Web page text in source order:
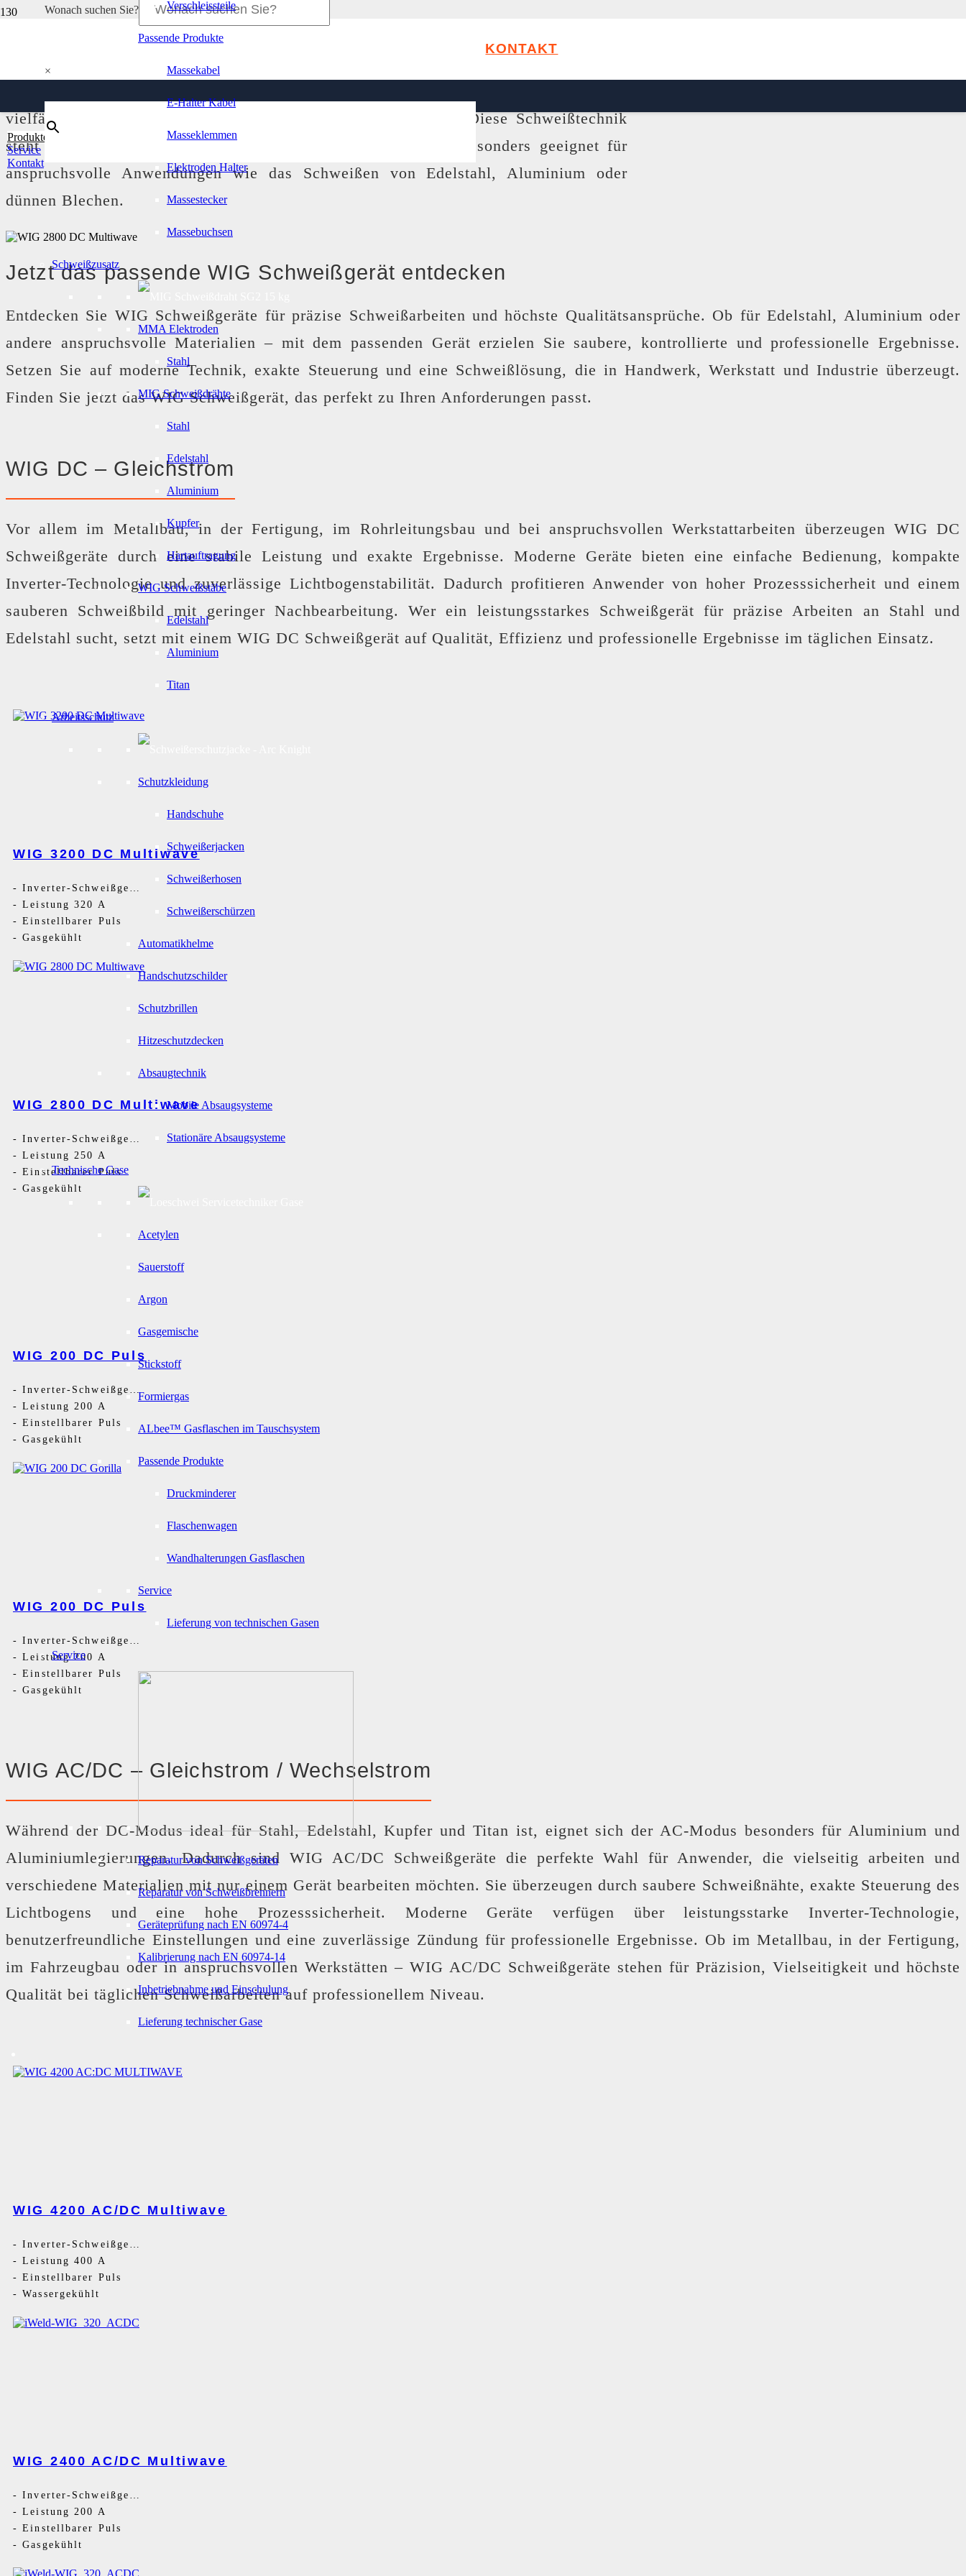
Wonach suchen Sie?
×
KONTAKT
Verschleissteile
Passende Produkte
Massekabel
E-Halter Kabel
Masseklemmen
Elektroden Halter
Massestecker
Massebuchsen
Schweißzusatz
MMA Elektroden
Stahl
MIG Schweißdrähte
Stahl
Edelstahl
Aluminium
Kupfer
Hartauftragung
WIG Schweißstäbe
Edelstahl
Aluminium
Titan
Arbeitsschutz
Schutzkleidung
Handschuhe
Schweißerjacken
Schweißerhosen
Schweißerschürzen
Automatikhelme
Handschutzschilder
Schutzbrillen
Hitzeschutzdecken
Absaugtechnik
Mobile Absaugsysteme
Stationäre Absaugsysteme
Technische Gase
Acetylen
Sauerstoff
Argon
Gasgemische
Stickstoff
Formiergas
ALbee™ Gasflaschen im Tauschsystem
Passende Produkte
Druckminderer
Flaschenwagen
Wandhalterungen Gasflaschen
Service
Lieferung von technischen Gasen
Service
Reparatur von Schweißgeräten
Reparatur von Schweißbrennern
Geräteprüfung nach EN 60974-4
Kalibrierung nach EN 60974-14
Inbetriebnahme und Einschulung
Lieferung technischer Gase
Produkte
Service
Kontakt
WIG Schweißgeräte
vielfältigen Sortiment an
und Zubehör. Diese Schweißtechnik
steht für Präzision, Sauberkeit und höchste Qualität und ist besonders geeignet für
anspruchsvolle Anwendungen wie das Schweißen von Edelstahl, Aluminium oder
dünnen Blechen.
Jetzt das passende WIG Schweißgerät entdecken
Entdecken Sie WIG Schweißgeräte für präzise Schweißarbeiten und höchste Qualitätsansprüche. Ob für Edelstahl, Aluminium oder
andere anspruchsvolle Materialien – mit dem passenden Gerät erzielen Sie saubere, kontrollierte und professionelle Ergebnisse.
Setzen Sie auf moderne Technik, exakte Steuerung und eine Schweißlösung, die in Handwerk, Werkstatt und Industrie überzeugt.
Finden Sie jetzt das WIG Schweißgerät, das perfekt zu Ihren Anforderungen passt.
WIG DC – Gleichstrom
Vor allem im Metallbau, in der Fertigung, im Rohrleitungsbau und bei anspruchsvollen Werkstattarbeiten überzeugen WIG DC
Schweißgeräte durch eine stabile Leistung und exakte Ergebnisse. Moderne Geräte bieten eine einfache Bedienung, kompakte
Inverter-Technologie und zuverlässige Lichtbogenstabilität. Dadurch profitieren Anwender von hoher Prozesssicherheit und einem
sauberen Schweißbild mit geringer Nachbearbeitung. Wer ein leistungsstarkes Schweißgerät für präzise Arbeiten an Stahl und
Edelstahl sucht, setzt mit einem WIG DC Schweißgerät auf Qualität, Effizienz und professionelle Ergebnisse im täglichen Einsatz.
WIG 3200 DC Multiwave
-Inverter-Schweißgerät DC
-Leistung 320 A
-Einstellbarer Puls
-Gasgekühlt
WIG 2800 DC Multiwave
-Inverter-Schweißgerät DC
-Leistung 250 A
-Einstellbarer Puls
-Gasgekühlt
WIG 200 DC Puls
-Inverter-Schweißgerät DC
-Leistung 200 A
-Einstellbarer Puls
-Gasgekühlt
WIG 200 DC Puls
-Inverter-Schweißgerät DC
-Leistung 200 A
-Einstellbarer Puls
-Gasgekühlt
WIG AC/DC – Gleichstrom / Wechselstrom
Während der DC-Modus ideal für Stahl, Edelstahl, Kupfer und Titan ist, eignet sich der AC-Modus besonders für Aluminium und
Aluminiumlegierungen. Dadurch sind WIG AC/DC Schweißgeräte die perfekte Wahl für Anwender, die vielseitig arbeiten und
verschiedene Materialien mit nur einem Gerät bearbeiten möchten. Sie überzeugen durch saubere Schweißnähte, exakte Steuerung des
Lichtbogens und eine hohe Prozesssicherheit. Moderne Geräte verfügen über leistungsstarke Inverter-Technologie,
benutzerfreundliche Einstellungen und eine zuverlässige Zündung für professionelle Ergebnisse. Ob im Metallbau, in der Fertigung,
im Fahrzeugbau oder in anspruchsvollen Werkstätten – WIG AC/DC Schweißgeräte stehen für Präzision, Vielseitigkeit und höchste
Qualität bei täglichen Schweißarbeiten auf professionellem Niveau.
WIG 4200 AC/DC Multiwave
-Inverter-Schweißgerät AC/DC
-Leistung 400 A
-Einstellbarer Puls
-Wassergekühlt
WIG 2400 AC/DC Multiwave
-Inverter-Schweißgerät AC/DC
-Leistung 200 A
-Einstellbarer Puls
-Gasgekühlt